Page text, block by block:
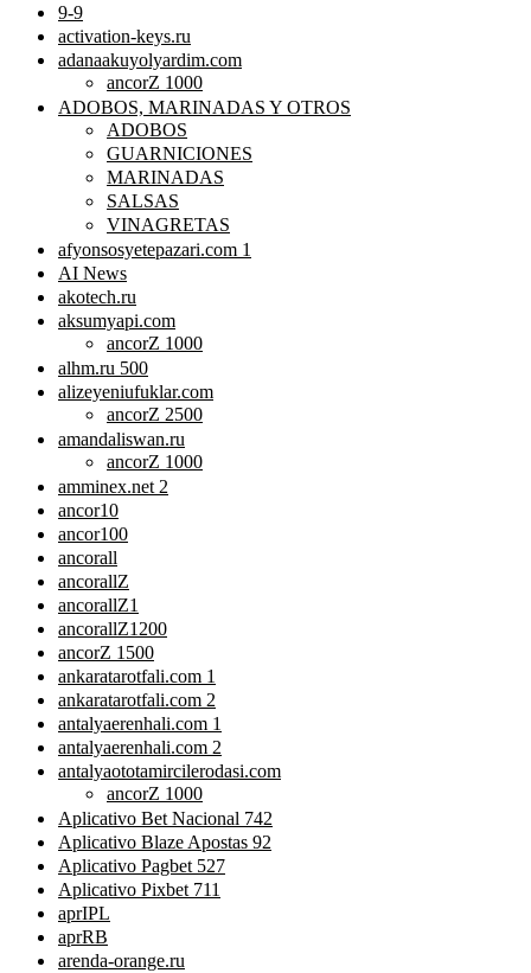
9-9
activation-keys.ru
adanaakuyolyardim.com
ancorZ 1000
ADOBOS, MARINADAS Y OTROS
ADOBOS
GUARNICIONES
MARINADAS
SALSAS
VINAGRETAS
afyonsosyetepazari.com 1
AI News
akotech.ru
aksumyapi.com
ancorZ 1000
alhm.ru 500
alizeyeniufuklar.com
ancorZ 2500
amandaliswan.ru
ancorZ 1000
amminex.net 2
ancor10
ancor100
ancorall
ancorallZ
ancorallZ1
ancorallZ1200
ancorZ 1500
ankaratarotfali.com 1
ankaratarotfali.com 2
antalyaerenhali.com 1
antalyaerenhali.com 2
antalyaototamircilerodasi.com
ancorZ 1000
Aplicativo Bet Nacional 742
Aplicativo Blaze Apostas 92
Aplicativo Pagbet 527
Aplicativo Pixbet 711
aprIPL
aprRB
arenda-orange.ru